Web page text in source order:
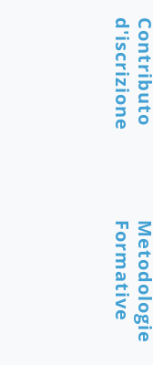
Contributo
d'iscrizione
Metodologie
Formative